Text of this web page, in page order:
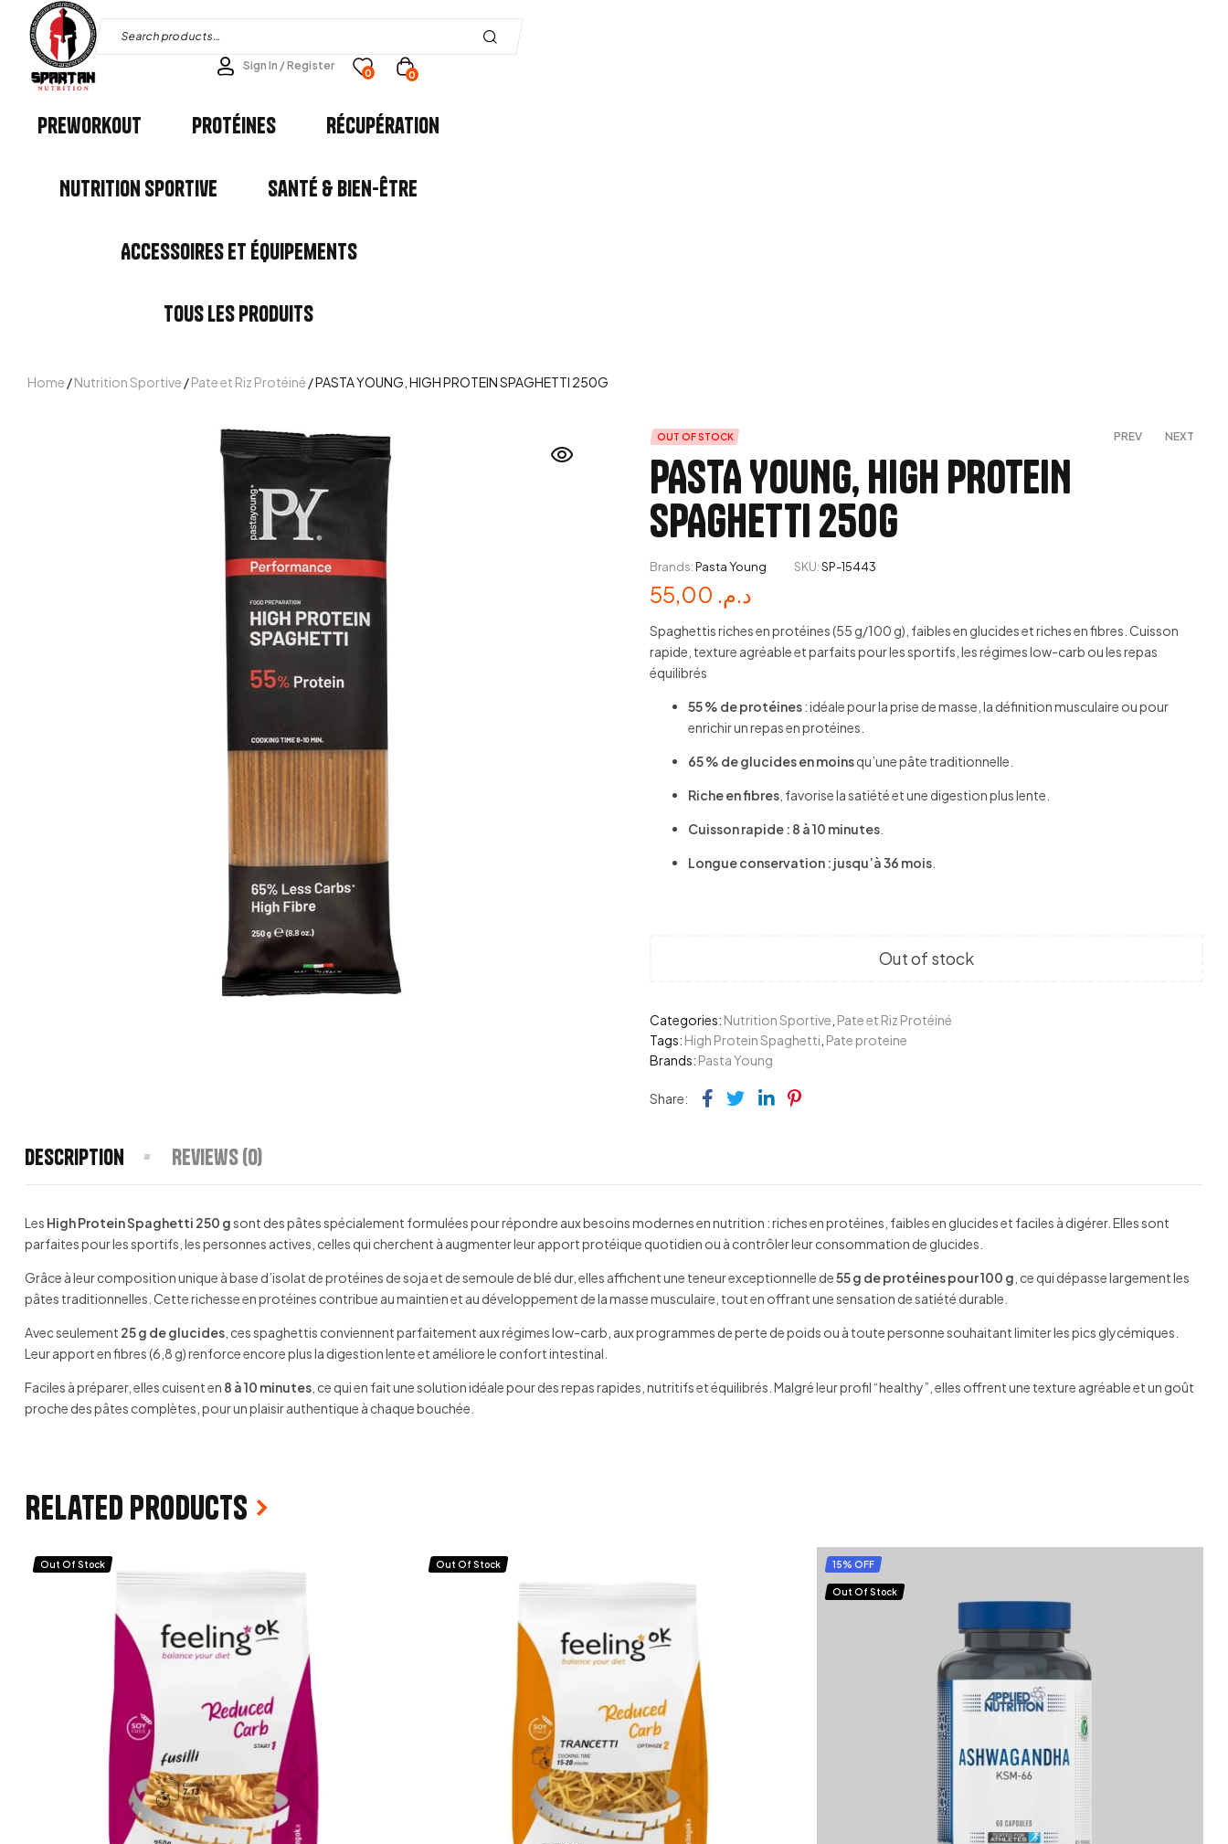
Sign In / Register
0 0
Preworkout Protéines Récupération
Nutrition Sportive Santé & Bien-être
Accessoires et Équipements
Tous les Produits
Home /Nutrition Sportive /Pate et Riz Protéiné / PASTA YOUNG, HIGH PROTEIN SPAGHETTI 250G
OUT OF STOCK PREV NEXT
PASTA YOUNG, HIGH PROTEIN
SPAGHETTI 250G
Brands:Pasta Young SKU:SP-15443
د.م.
Spaghettis riches en protéines (55 g/100 g), faibles en glucides et riches en fibres. Cuisson
rapide, texture agréable et parfaits pour les sportifs, les régimes low-carb ou les repas
équilibrés
55 % de protéines: idéale pour la prise de masse, la définition musculaire ou pour
enrichir un repas en protéines.
65 % de glucides en moinsqu’une pâte traditionnelle.
Riche en fibres, favorise la satiété et une digestion plus lente.
Cuisson rapide : 8 à 10 minutes.
Longue conservation : jusqu’à 36 mois.
Out of stock
Categories: Nutrition Sportive Pate et Riz Protéiné
Tags: High Protein Spaghetti Pate proteine
Brands: Pasta Young
Share: Facebook
TwitterLinkedin
Pinterest
Description Reviews (0)
Les High Protein Spaghetti 250 gsont des pâtes spécialement formulées pour répondre aux besoins modernes en nutrition : riches en protéines, faibles en glucides et faciles à digérer. Elles sont
parfaites pour les sportifs, les personnes actives, celles qui cherchent à augmenter leur apport protéique quotidien ou à contrôler leur consommation de glucides.
Grâce à leur composition unique à base d’isolat de protéines de soja et de semoule de blé dur, elles affichent une teneur exceptionnelle de55 g de protéines pour 100 g , ce qui dépasse largement les
pâtes traditionnelles. Cette richesse en protéines contribue au maintien et au développement de la masse musculaire, tout en offrant une sensation de satiété durable.
Avec seulement 25 g de glucides , ces spaghettis conviennent parfaitement aux régimes low-carb, aux programmes de perte de poids ou à toute personne souhaitant limiter les pics glycémiques.
Leur apport en fibres (6,8 g) renforce encore plus la digestion lente et améliore le confort intestinal.
Faciles à préparer, elles cuisent en 8 à 10 minutes , ce qui en fait une solution idéale pour des repas rapides, nutritifs et équilibrés. Malgré leur profil “healthy”, elles offrent une texture agréable et un goût
proche des pâtes complètes, pour un plaisir authentique à chaque bouchée.
Related products
Out Of Stock Out Of Stock 15% OFF
Out Of Stock